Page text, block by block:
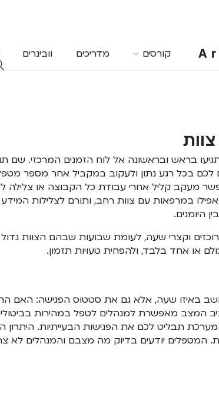
קורסים מדריכים וובינרים
בראש ובראשונה אל לוח הזמנים המרכזי. שם
בכל רגע נתון ולעקוב במקביל אחר מספר
מעקב קליל אחרי עבודת כל הקבוצה או צלילה
במרפאות עם צוות רחב, ותורם לצלילות
היומנים.
וקצרי שעה, לעומת שבועות שבהם הצוות
או אחד בלבד, ולהפחית טעויות תזמון.
באיזו שעה, אלא גם את סטטוס הפגישה: האם
המצב מאפשרת למנהלים לטפל במהירות בביטולים,
תבליט לכם את הפגישות הבעייתיות. היתרון
המטפלים יודעים בדיוק מה מצבם והמנהלים לא